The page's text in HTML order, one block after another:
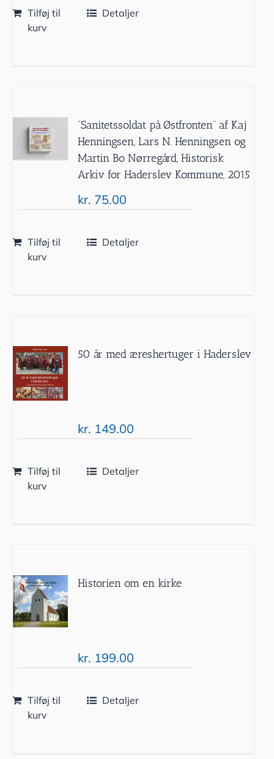
Tilføj til
kurv
Detaljer
”Sanitetssoldat på Østfronten” af Kaj
Henningsen, Lars N. Henningsen og
Martin Bo Nørregård, Historisk
Arkiv for Haderslev Kommune, 2015
kr. 75.00
Tilføj til
kurv
Detaljer
50 år med æreshertuger i Haderslev
kr. 149.00
Tilføj til
kurv
Detaljer
Historien om en kirke
kr. 199.00
Tilføj til
kurv
Detaljer